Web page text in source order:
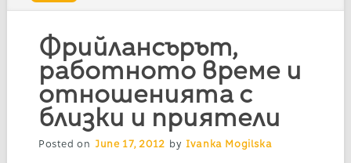
content
Фрийлансърът,
работното време и
отношенията с
близки и приятели
Posted on June 17, 2012 by Ivanka Mogilska